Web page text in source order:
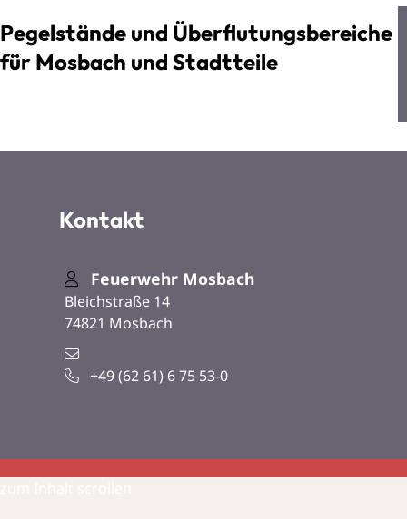
Pegelstände und Überflutungsbereiche
für Mosbach und Stadtteile
Kontakt
Feuerwehr Mosbach
Bleichstraße 14
74821 Mosbach
+49 (62 61) 675 53-0